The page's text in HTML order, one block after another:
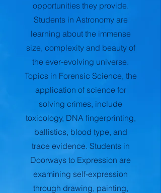
opportunities they provide.
Students in Astronomy are
learning about the immense
size, complexity and beauty of
the ever-evolving universe.
Topics in Forensic Science, the
application of science for
solving crimes, include
toxicology, DNA fingerprinting,
ballistics, blood type, and
trace evidence. Students in
Doorways to Expression are
examining self-expression
through drawing, painting,